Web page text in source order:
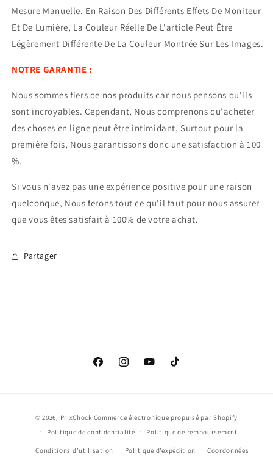
Mesure Manuelle. En Raison Des Différents Effets De Moniteur
Et De Lumière, La Couleur Réelle De L'article Peut Être
Légèrement Différente De La Couleur Montrée Sur Les Images.
NOTRE GARANTIE :
Nous sommes fiers de nos produits car nous pensons qu'ils
sont incroyables. Cependant, Nous comprenons qu'acheter
des choses en ligne peut être intimidant, Surtout pour la
première fois, Nous garantissons donc une satisfaction à 100
%.
Si vous n'avez pas une expérience positive pour une raison
quelconque, Nous ferons tout ce qu'il faut pour nous assurer
que vous êtes satisfait à 100% de votre achat.
Partager
FacebookInstagramYouTubeTikTok
© 2026, PrixChock Commerce électronique propulsé par Shopify
Politique de confidentialité
Politique de remboursement
Conditions d’utilisation Politique d’expédition Coordonnées